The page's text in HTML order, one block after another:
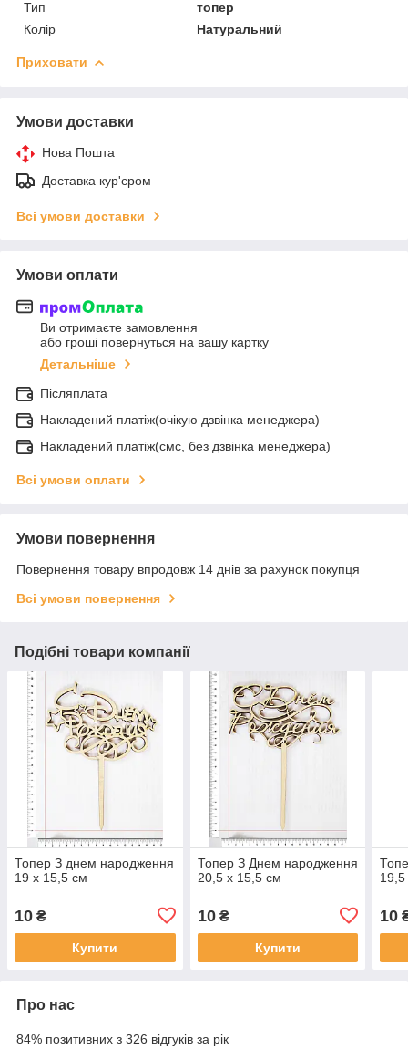
Тип
топер
Колір
Натуральний
Приховати
Умови доставки
Нова Пошта
Доставка кур'єром
Всі умови доставки
Умови оплати
Ви отримаєте замовлення
або гроші повернуться на вашу картку
Детальніше
Післяплата
Накладений платіж(очікую дзвінка менеджера)
Накладений платіж(смс, без дзвінка менеджера)
Всі умови оплати
Умови повернення
Повернення товару впродовж 14 днів за рахунок покупця
Всі умови повернення
Подібні товари компанії
Топер З днем народження
19 х 15,5 см
10 ₴
Купити
Топер З Днем народження
20,5 х 15,5 см
10₴
Купити
10
Про нас
84% позитивних з 326 відгуків за рік